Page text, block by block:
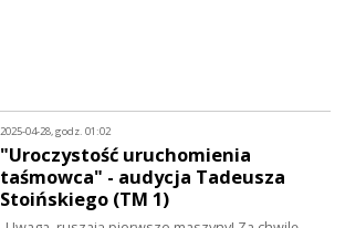
2025-04-28, godz. 01:02
"Uroczystość uruchomienia
taśmowca" - audycja Tadeusza
Stoińskiego (TM 1)